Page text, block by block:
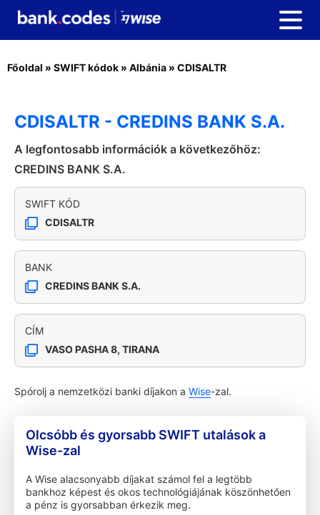
Főoldal » SWIFT kódok » Albánia » CDISALTR
CDISALTR - CREDINS BANK S.A.
A legfontosabb információk a következőhöz:
CREDINS BANK S.A.
SWIFT KÓD
CDISALTR
BANK
CREDINS BANK S.A.
CÍM
VASO PASHA 8, TIRANA
Spórolj a nemzetközi banki díjakon a Wise-zal.
Olcsóbb és gyorsabb SWIFT utalások a
Wise-zal
A Wise alacsonyabb díjakat számol fel a legtöbb
bankhoz képest és okos technológiájának köszönhetően
a pénz is gyorsabban érkezik meg.